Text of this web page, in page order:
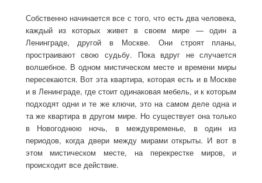
Собственно начинается все с того, что есть два человека,
каждый из которых живет в своем мире — один а
Ленинграде, другой в Москве. Они строят планы,
простраивают свою судьбу. Пока вдруг не случается
волшебное. В одном мистическом месте и времени миры
пересекаются. Вот эта квартира, которая есть и в Москве
и в Ленинграде, где стоит одинаковая мебель, и к которым
подходят одни и те же ключи, это на самом деле одна и
та же квартира в другом мире. Но существует она только
в Новогоднюю ночь, в междувременье, в один из
периодов, когда двери между мирами открыты. И вот в
этом мистическом месте, на перекрестке миров, и
происходит все действие.